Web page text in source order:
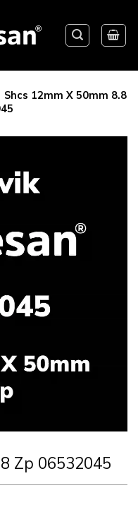
Shcs 12mm X 50mm 8.8
Zp 06532045